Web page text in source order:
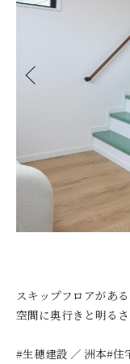
スキップフロアがあ
空間に奥行きと明る
#生穂建設 ／ 洲本#住